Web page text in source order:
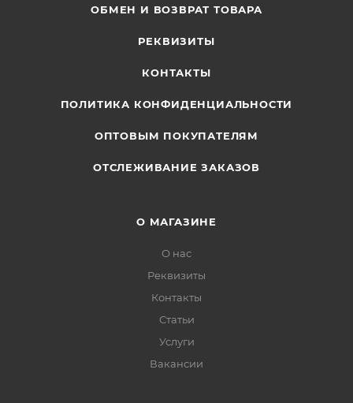
ОБМЕН И ВОЗВРАТ ТОВАРА
РЕКВИЗИТЫ
КОНТАКТЫ
ПОЛИТИКА КОНФИДЕНЦИАЛЬНОСТИ
ОПТОВЫМ ПОКУПАТЕЛЯМ
ОТСЛЕЖИВАНИЕ ЗАКАЗОВ
О МАГАЗИНЕ
О нас
Реквизиты
Контакты
Статьи
Услуги
Вакансии